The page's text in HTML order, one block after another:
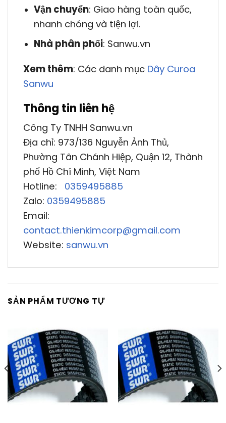
Vận chuyển: Giao hàng toàn quốc,
nhanh chóng và tiện lợi.
Nhà phân phối: Sanwu.vn
Xem thêm: Các danh mục Dây Curoa
Sanwu
Thông tin liên hệ
Công Ty TNHH Sanwu.vn
Địa chỉ: 973/136 Nguyễn Ảnh Thủ,
Phường Tân Chánh Hiệp, Quận 12, Thành
phố Hồ Chí Minh, Việt Nam
Hotline: 0359495885
Zalo: 0359495885
Email:
contact.thienkimcorp@gmail.com
Website: sanwu.vn
SẢN PHẨM TƯƠNG TỰ